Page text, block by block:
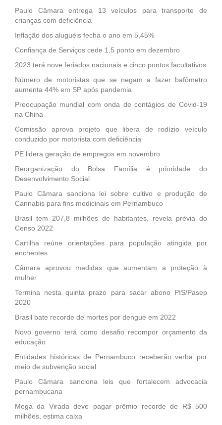
Paulo Câmara entrega 13 veículos para transporte de
crianças com deficiência
Inflação dos aluguéis fecha o ano em 5,45%
Confiança de Serviços cede 1,5 ponto em dezembro
2023 terá nove feriados nacionais e cinco pontos facultativos
Número de motoristas que se negam a fazer bafômetro
aumenta 44% em SP após pandemia
Preocupação mundial com onda de contágios de Covid-19
na China
Comissão aprova projeto que libera de rodízio veículo
conduzido por motorista com deficiência
PE lidera geração de empregos em novembro
Reorganização do Bolsa Família é prioridade do
Desenvolvimento Social
Paulo Câmara sanciona lei sobre cultivo e produção de
Cannabis para fins medicinais em Pernambuco
Brasil tem 207,8 milhões de habitantes, revela prévia do
Censo 2022
Cartilha reúne orientações para população atingida por
enchentes
Câmara aprovou medidas que aumentam a proteção à
mulher
Termina nesta quinta prazo para sacar abono PIS/Pasep
2020
Brasil bate recorde de mortes por dengue em 2022
Novo governo terá como desafio recompor orçamento da
educação
Entidades históricas de Pernambuco receberão verba por
meio de subvenção social
Paulo Câmara sanciona leis que fortalecem advocacia
pernambucana
Mega da Virada deve pagar prêmio recorde de R$ 500
milhões, estima caixa